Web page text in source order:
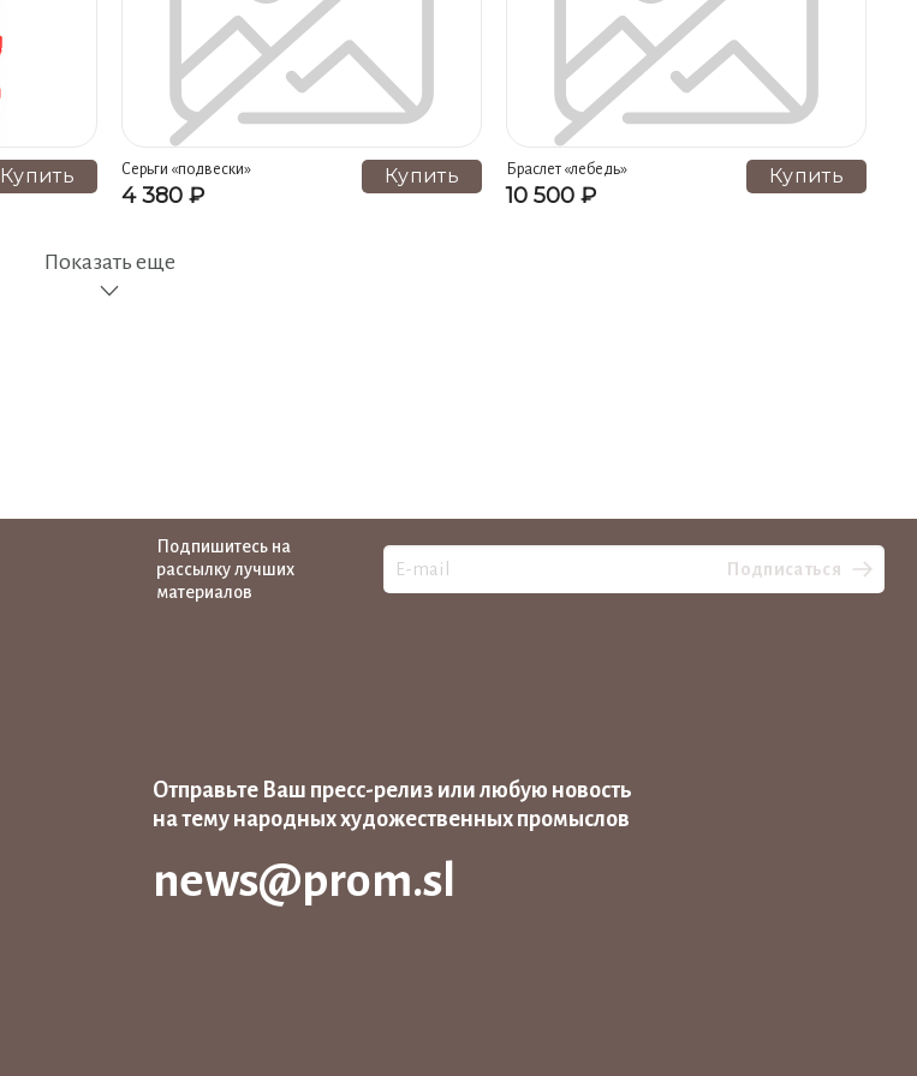
Купить Серьги «подвески»
4 380 ₽
Купить Браслет «лебедь»
10 500 ₽
Купить
Показать еще
Подпишитесь на
рассылку лучших
материалов
Подписаться
Отправьте Ваш пресс-релиз или любую новость
на тему народных художественных промыслов
news@prom.sl